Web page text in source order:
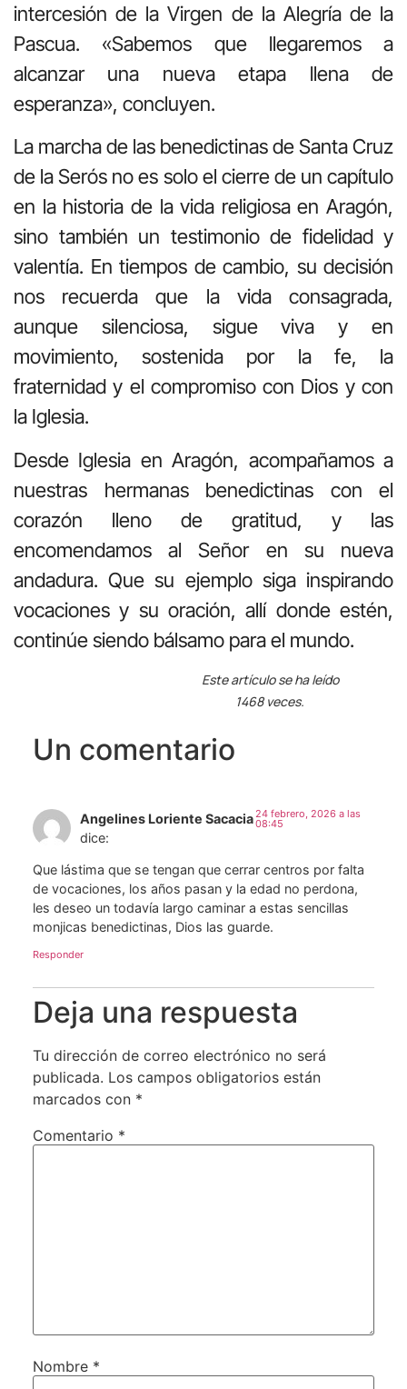
intercesión de la Virgen de la Alegría de la
Pascua. «Sabemos que llegaremos a
alcanzar una nueva etapa llena de
esperanza», concluyen.
La marcha de las benedictinas de Santa Cruz
de la Serós no es solo el cierre de un capítulo
en la historia de la vida religiosa en Aragón,
sino también un testimonio de fidelidad y
valentía. En tiempos de cambio, su decisión
nos recuerda que la vida consagrada,
aunque silenciosa, sigue viva y en
movimiento, sostenida por la fe, la
fraternidad y el compromiso con Dios y con
la Iglesia.
Desde Iglesia en Aragón, acompañamos a
nuestras hermanas benedictinas con el
corazón lleno de gratitud, y las
encomendamos al Señor en su nueva
andadura. Que su ejemplo siga inspirando
vocaciones y su oración, allí donde estén,
continúe siendo bálsamo para el mundo.
Este artículo se ha leído
1468 veces.
Un comentario
Angelines Loriente Sacacia
dice:
24 febrero, 2026 a las
08:45
Que lástima que se tengan que cerrar centros por falta
de vocaciones, los años pasan y la edad no perdona,
les deseo un todavía largo caminar a estas sencillas
monjicas benedictinas, Dios las guarde.
Responder
Deja una respuesta
Tu dirección de correo electrónico no será
publicada. Los campos obligatorios están
marcados con *
Comentario *
Nombre *